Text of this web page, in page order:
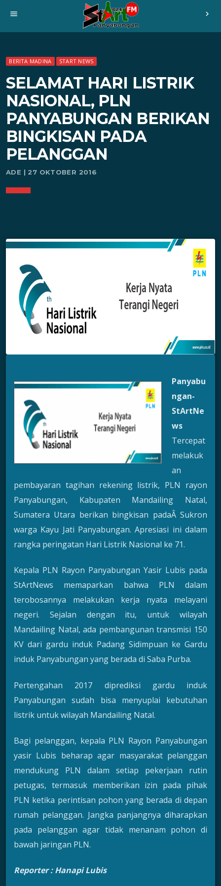
menu chevron_right
BERITA MADINA START NEWS
SELAMAT HARI LISTRIK
NASIONAL, PLN
PANYABUNGAN BERIKAN
BINGKISAN PADA
PELANGGAN
ADE | 27 OKTOBER 2016
Panyabu
ngan-
StArtNe
ws
Tercepat
melakuk
an
pembayaran tagihan rekening listrik, PLN rayon
Panyabungan, Kabupaten Mandailing Natal,
Sumatera Utara berikan bingkisan padaÂ Sukron
warga Kayu Jati Panyabungan. Apresiasi ini dalam
rangka peringatan Hari Listrik Nasional ke 71.
Kepala PLN Rayon Panyabungan Yasir Lubis pada
StArtNews memaparkan bahwa PLN dalam
terobosannya melakukan kerja nyata melayani
negeri. Sejalan dengan itu, untuk wilayah
Mandailing Natal, ada pembangunan transmisi 150
KV dari gardu induk Padang Sidimpuan ke Gardu
induk Panyabungan yang berada di Saba Purba.
Pertengahan 2017 diprediksi gardu induk
Panyabungan sudah bisa menyuplai kebutuhan
listrik untuk wilayah Mandailing Natal.
Bagi pelanggan, kepala PLN Rayon Panyabungan
yasir Lubis beharap agar masyarakat pelanggan
mendukung PLN dalam setiap pekerjaan rutin
petugas, termasuk memberikan izin pada pihak
PLN ketika perintisan pohon yang berada di depan
rumah pelanggan. Jangka panjangnya diharapkan
pada pelanggan agar tidak menanam pohon di
bawah jaringan PLN.
Reporter : Hanapi Lubis